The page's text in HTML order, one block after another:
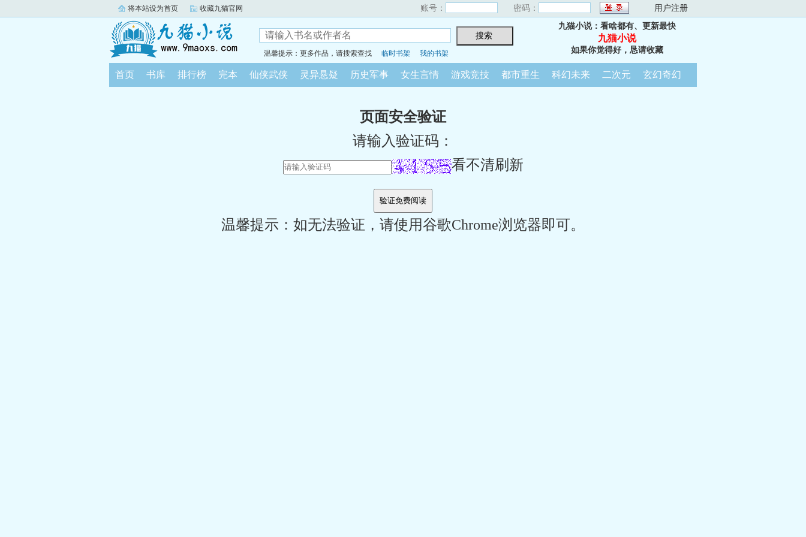
将本站设为首页 收藏九猫官网 账号： 密码： 用户注册
温馨提示：更多作品，请搜索查找 临时书架 我的书架
九猫小说：看啥都有、更新最快
九猫小说
如果你觉得好，恳请收藏
首页 书库 排行榜 完本 仙侠武侠 灵异悬疑 历史军事 女生言情 游戏竞技 都市重生 科幻未来 二次元 玄幻奇幻
页面安全验证
请输入验证码：
看不清刷新
温馨提示：如无法验证，请使用谷歌Chrome浏览器即可。